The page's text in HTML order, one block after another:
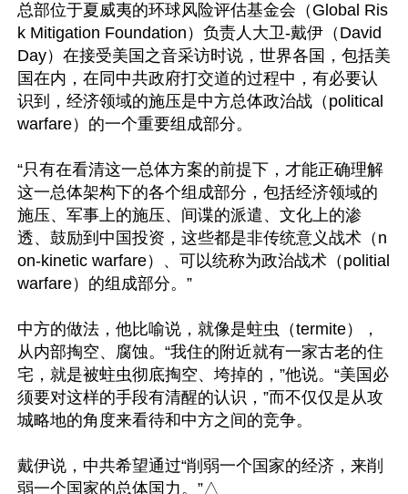
总部位于夏威夷的环球风险评估基金会（Global Ris
k Mitigation Foundation）负责人大卫-戴伊（David
Day）在接受美国之音采访时说，世界各国，包括美
国在内，在同中共政府打交道的过程中，有必要认
识到，经济领域的施压是中方总体政治战（political
warfare）的一个重要组成部分。
“只有在看清这一总体方案的前提下，才能正确理解
这一总体架构下的各个组成部分，包括经济领域的
施压、军事上的施压、间谍的派遣、文化上的渗
透、鼓励到中国投资，这些都是非传统意义战术（n
on-kinetic warfare）、可以统称为政治战术（politial
warfare）的组成部分。”
中方的做法，他比喻说，就像是蛀虫（termite），
从内部掏空、腐蚀。“我住的附近就有一家古老的住
宅，就是被蛀虫彻底掏空、垮掉的，”他说。“美国必
须要对这样的手段有清醒的认识，”而不仅仅是从攻
城略地的角度来看待和中方之间的竞争。
戴伊说，中共希望通过“削弱一个国家的经济，来削